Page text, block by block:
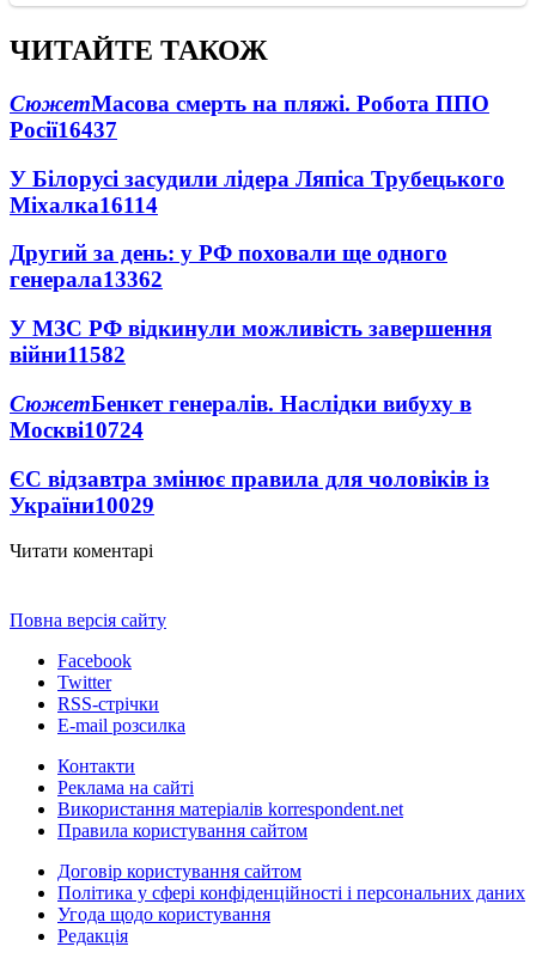
ЧИТАЙТЕ ТАКОЖ
СюжетМасова смерть на пляжі. Робота ППО
Росії16437
У Білорусі засудили лідера Ляпіса Трубецького
Міхалка16114
Другий за день: у РФ поховали ще одного
генерала13362
У МЗС РФ відкинули можливість завершення
війни11582
СюжетБенкет генералів. Наслідки вибуху в
Москві10724
ЄС відзавтра змінює правила для чоловіків із
України10029
Читати коментарі
Повна версія сайту
Facebook
Twitter
RSS-стрічки
E-mail розсилка
Контакти
Реклама на сайті
Використання матеріалів korrespondent.net
Правила користування сайтом
Договір користування сайтом
Політика у сфері конфіденційності і персональних даних
Угода щодо користування
Редакція